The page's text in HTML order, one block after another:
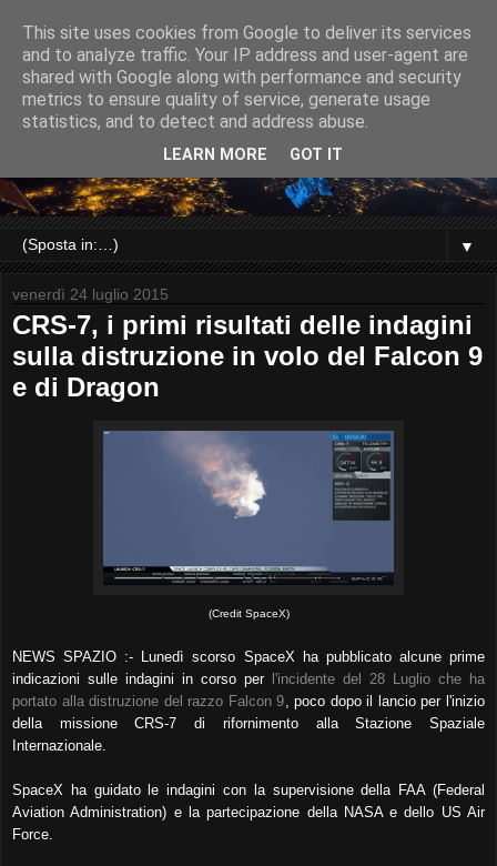
▼
venerdì 24 luglio 2015
CRS-7, i primi risultati delle indagini
sulla distruzione in volo del Falcon 9
e di Dragon
(Credit SpaceX)
NEWS SPAZIO :- Lunedì scorso SpaceX ha pubblicato alcune prime
indicazioni sulle indagini in corso per
l'incidente del 28 Luglio che ha
portato alla distruzione del razzo Falcon 9 , poco dopo il lancio per l'inizio
della missione CRS-7 di rifornimento alla Stazione Spaziale
Internazionale.
SpaceX ha guidato le indagini con la supervisione della FAA (Federal
Aviation Administration) e la partecipazione della NASA e dello US Air
Force.
This site uses cookies from Google to deliver its services
and to analyze traffic. Your IP address and user-agent are
shared with Google along with performance and security
metrics to ensure quality of service, generate usage
statistics, and to detect and address abuse.
LEARN MORE GOT IT